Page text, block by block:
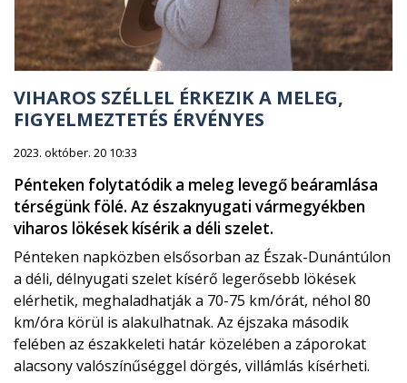
VIHAROS SZÉLLEL ÉRKEZIK A MELEG,
FIGYELMEZTETÉS ÉRVÉNYES
2023. október. 20 10:33
Pénteken folytatódik a meleg levegő beáramlása
térségünk fölé. Az északnyugati vármegyékben
viharos lökések kísérik a déli szelet.
Pénteken napközben elsősorban az Észak-Dunántúlon
a déli, délnyugati szelet kísérő legerősebb lökések
elérhetik, meghaladhatják a 70-75 km/órát, néhol 80
km/óra körül is alakulhatnak. Az éjszaka második
felében az északkeleti határ közelében a záporokat
alacsony valószínűséggel dörgés, villámlás kísérheti.